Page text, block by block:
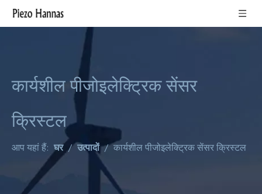
कार्यशील पीजोइलेक्ट्रिक सेंसर
क्रिस्टल
आप यहां हैं: घर / उत्पादों / कार्यशील पीजोइलेक्ट्रिक सेंसर क्रिस्टल